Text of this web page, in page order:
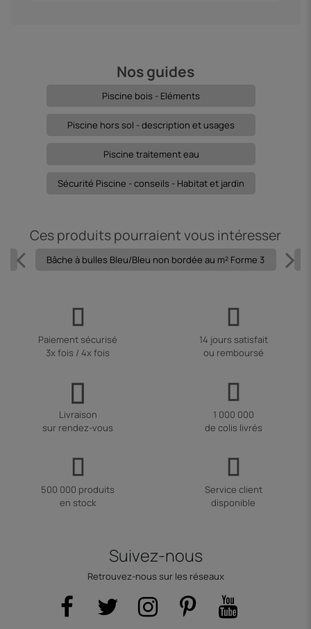
Nos guides
Piscine bois - Eléments
Piscine hors sol - description et usages
Piscine traitement eau
Sécurité Piscine - conseils - Habitat et jardin
Ces produits pourraient vous intéresser
Bâche à bulles Bleu/Bleu non bordée au m² Forme 3
Paiement sécurisé
3x fois / 4x fois
14 jours satisfait
ou remboursé
Livraison
sur rendez-vous
1 000 000
de colis livrés
500 000 produits
en stock
Service client
disponible
Suivez-nous
Retrouvez-nous sur les réseaux